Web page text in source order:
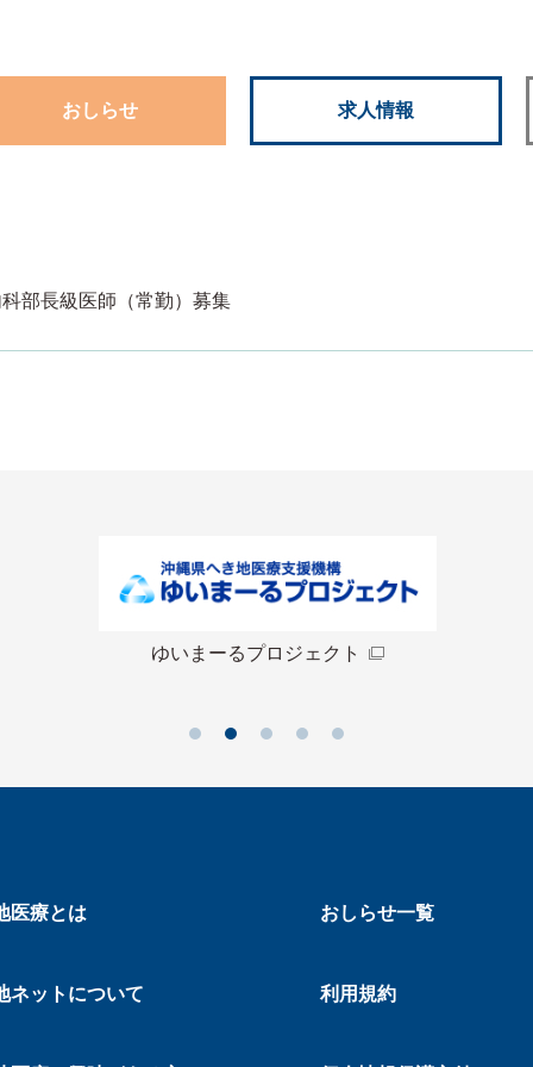
おしらせ 求人情報
部長級医師（常勤）募集
ゆいまーるプロジェクト
医療とは
ネットについて
おしらせ一覧
利用規約